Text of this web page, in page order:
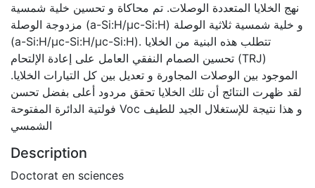
نهج الخلايا المتعددة الوصلات. تم محاكاة و تحسين خلية شمسية
مزدوجة الوصلة (a-Si:H/μc-Si:H) و خلية شمسية ثلاثية الوصلة
(a-Si:H/μc-Si:H/μc-Si:H). تتطلب هذه البنية من الخلايا
تحسين الصمام النفقي العامل على إعادة الإلتحام (TRJ)
الموجود بين الوصلات المجاورة و تعديل بين كل التيارات الخلايا.
لقد ظهرت النتائج أن تلك الخلايا تحقق مردود أعلى بفضل تحسن
فولتية الدائرة المفتوحة Voc و هذا نتيجة للإستغلال الجيد للطيف
الشمسي
Description
Doctorat en sciences